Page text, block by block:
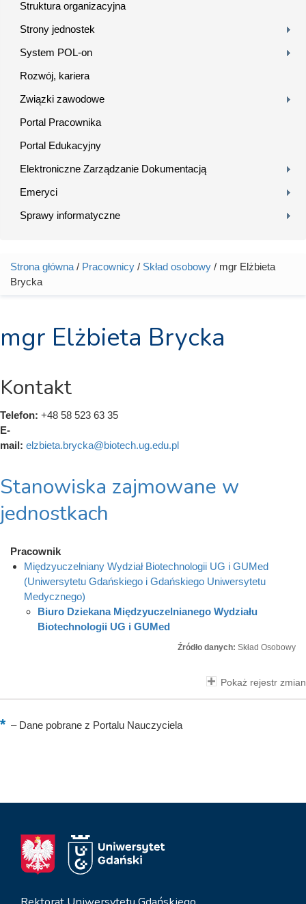
Struktura organizacyjna
Strony jednostek
System POL-on
Rozwój, kariera
Związki zawodowe
Portal Pracownika
Portal Edukacyjny
Elektroniczne Zarządzanie Dokumentacją
Emeryci
Sprawy informatyczne
Jesteś tutaj
Strona główna / Pracownicy / Skład osobowy / mgr Elżbieta
Brycka
mgr Elżbieta Brycka
Kontakt
Telefon: +48 58 523 63 35
E-
mail: elzbieta.brycka@biotech.ug.edu.pl
Stanowiska zajmowane w
jednostkach
Pracownik
Międzyuczelniany Wydział Biotechnologii UG i GUMed
(Uniwersytetu Gdańskiego i Gdańskiego Uniwersytetu
Medycznego)
Biuro Dziekana Międzyuczelnianego Wydziału
Biotechnologii UG i GUMed
Źródło danych: Skład Osobowy
Pokaż rejestr zmian
–Dane pobrane z Portalu Nauczyciela